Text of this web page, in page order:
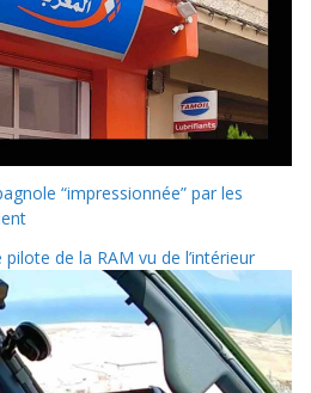
“impressionnée” par les
pilote de la RAM vu de l’intérieur